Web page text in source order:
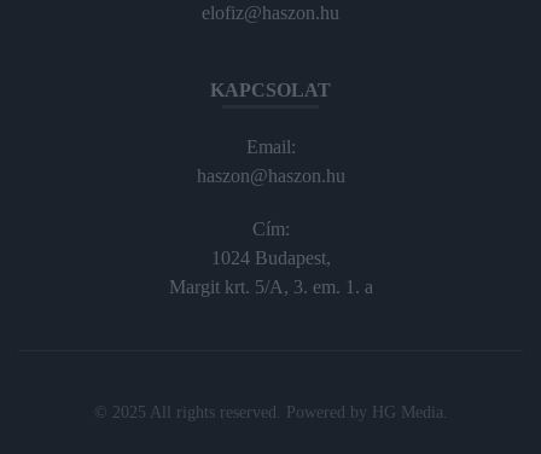
elofiz@haszon.hu
KAPCSOLAT
Email:
haszon@haszon.hu
Cím:
1024 Budapest,
Margit krt. 5/A, 3. em. 1. a
© 2025 All rights reserved. Powered by HG Media